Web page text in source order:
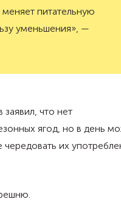
питательную
уменьшения», —
что нет
ягод, но в день
их